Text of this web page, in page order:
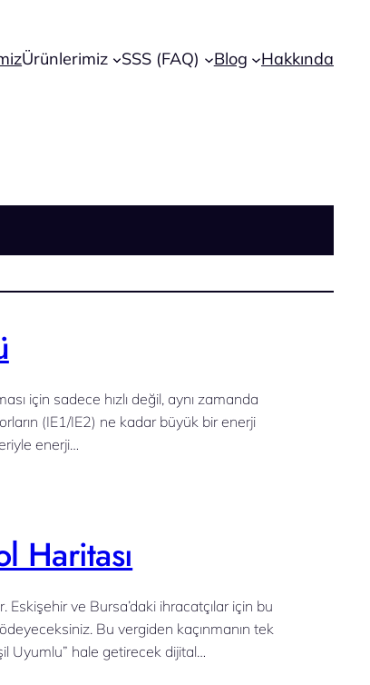
Ürünlerimiz SSS (FAQ) Blog Hakkında
için sadece hızlı değil, aynı zamanda
(IE1/IE2) ne kadar büyük bir enerji
enerji…
Haritası
Eskişehir ve Bursa’daki ihracatçılar için bu
Bu vergiden kaçınmanın tek
Uyumlu” hale getirecek dijital…